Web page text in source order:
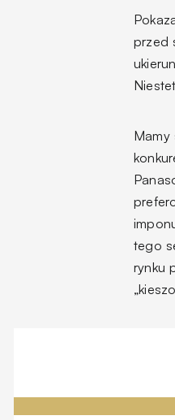
przed
Mamy
tego
rynku